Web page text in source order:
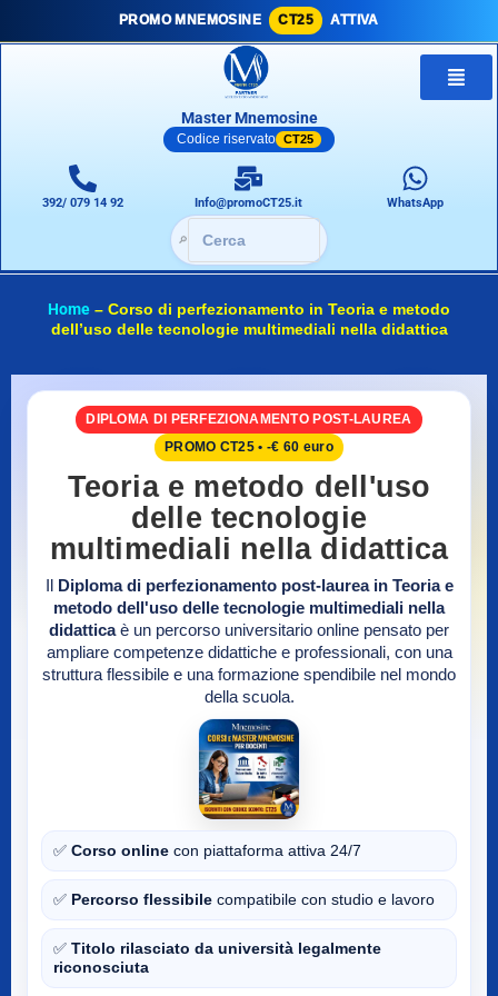
PROMO MNEMOSINE CT25 ATTIVA
Master Mnemosine
Codice riservato CT25
392/ 079 14 92 Info@promoCT25.it WhatsApp
🔎
Home – Corso di perfezionamento in Teoria e metodo
dell’uso delle tecnologie multimediali nella didattica
DIPLOMA DI PERFEZIONAMENTO POST-LAUREA
PROMO CT25 • -€ 60 euro
Teoria e metodo dell'uso
delle tecnologie
multimediali nella didattica
Diploma di perfezionamento post-laurea in Teoria e
metodo dell'uso delle tecnologie multimediali nella
didatticaè un percorso universitario online pensato per
ampliare competenze didattiche e professionali, con una
struttura flessibile e una formazione spendibile nel mondo
della scuola.
✅ Corso online con piattaforma attiva 24/7
✅ Percorso flessibile compatibile con studio e lavoro
✅ Titolo rilasciato da università legalmente
riconosciuta